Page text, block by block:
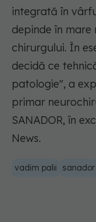
integrată în
depinde în
chirurgului. În
decidă ce
patologie", a
primar
SANADOR, în
News.
vadim palii sanador